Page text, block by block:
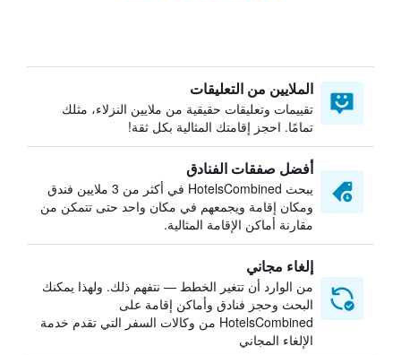
الملايين من التعليقات
تقييمات وتعليقات حقيقية من ملايين النزلاء، مثلك
تمامًا. احجز إقامتك المثالية بكل ثقة!
أفضل صفقات الفنادق
يبحث HotelsCombined في أكثر من 3 ملايين فندق
ومكان إقامة ويجمعهم في مكان واحد حتى تتمكن من
مقارنة أماكن الإقامة المثالية.
إلغاء مجاني
من الوارد أن تتغير الخطط — نتفهم ذلك. ولهذا يمكنك
البحث وحجز فنادق وأماكن إقامة على
HotelsCombined من وكالات السفر التي تقدم خدمة
الإلغاء المجاني